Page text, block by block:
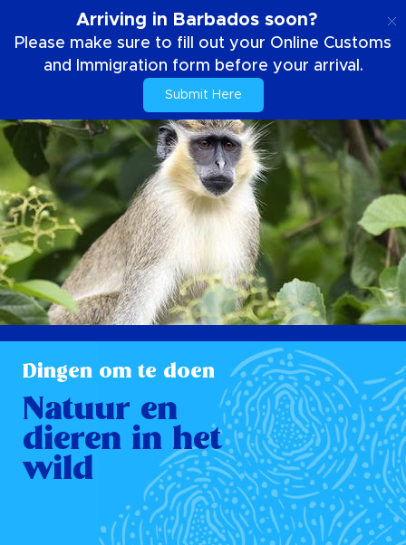
Arriving in Barbados soon?
Please make sure to fill out your Online Customs
and Immigration form before your arrival.
Submit Here
Dingen om te doen
Natuur en
dieren in het
wild